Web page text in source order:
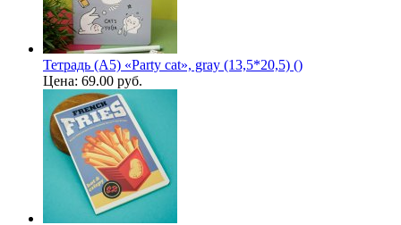
Тетрадь (A5) «Party cat», gray (13,5*20,5) ()
Цена: 69.00 руб.